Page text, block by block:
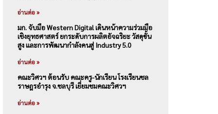
อ่านต่อ »
มก. จับมือ Western Digital เดินหน้าความร่วมมือ
เชิงยุทธศาสตร์ ยกระดับการผลิตอัจฉริยะ วัสดุขั้น
สูง และการพัฒนากำลังคนสู่ Industry 5.0
อ่านต่อ »
คณะวิศวฯ ต้อนรับ คณะครู-นักเรียน โรงเรียนชล
ราษฎรอำรุง จ.ชลบุรี เยี่ยมชมคณะวิศวฯ
อ่านต่อ »